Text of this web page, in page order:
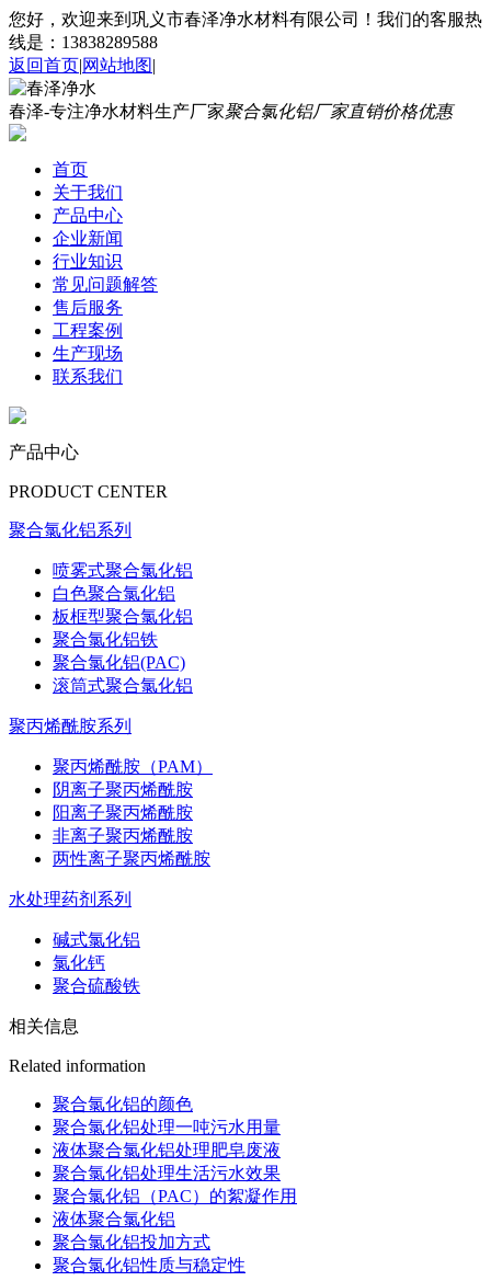
您好，欢迎来到巩义市春泽净水材料有限公司！我们的客服热
线是：13838289588
返回首页|网站地图|
春泽-专注净水材料生产厂家聚合氯化铝厂家直销价格优惠
首页
关于我们
产品中心
企业新闻
行业知识
常见问题解答
售后服务
工程案例
生产现场
联系我们
产品中心
PRODUCT CENTER
聚合氯化铝系列
喷雾式聚合氯化铝
白色聚合氯化铝
板框型聚合氯化铝
聚合氯化铝铁
聚合氯化铝(PAC)
滚筒式聚合氯化铝
聚丙烯酰胺系列
聚丙烯酰胺（PAM）
阴离子聚丙烯酰胺
阳离子聚丙烯酰胺
非离子聚丙烯酰胺
两性离子聚丙烯酰胺
水处理药剂系列
碱式氯化铝
氯化钙
聚合硫酸铁
相关信息
Related information
聚合氯化铝的颜色
聚合氯化铝处理一吨污水用量
液体聚合氯化铝处理肥皂废液
聚合氯化铝处理生活污水效果
聚合氯化铝（PAC）的絮凝作用
液体聚合氯化铝
聚合氯化铝投加方式
聚合氯化铝性质与稳定性